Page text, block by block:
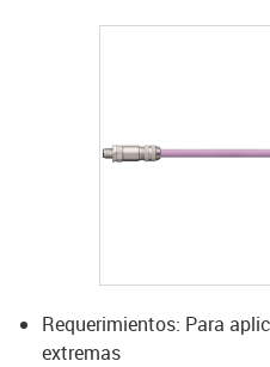
Requerimientos: Para
extremas